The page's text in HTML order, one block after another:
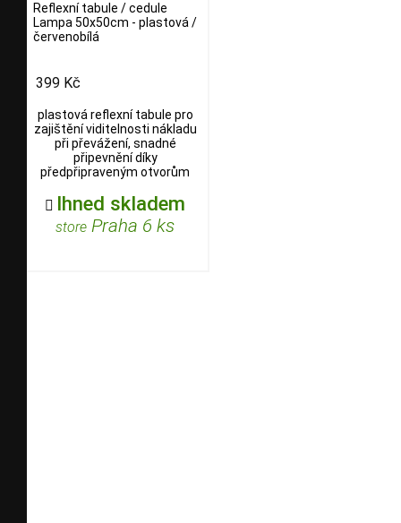
Reflexní tabule / cedule
Lampa 50x50cm - plastová /
červenobílá
399 Kč
plastová reflexní tabule pro
zajištění viditelnosti nákladu
při převážení, snadné
připevnění díky
předpřipraveným otvorům
 Ihned skladem
store Praha 6 ks